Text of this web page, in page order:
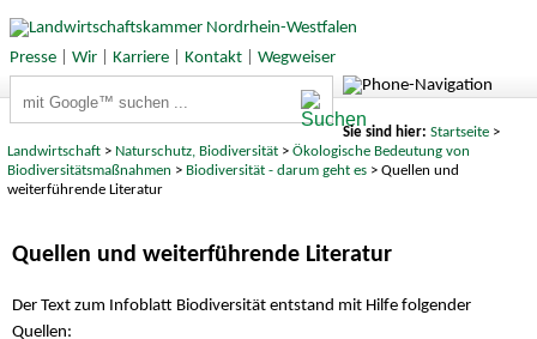
Presse| Wir| Karriere| Kontakt| Wegweiser
Sie sind hier: Startseite>
Landwirtschaft > Naturschutz, Biodiversität >Ökologische Bedeutung von
Biodiversitätsmaßnahmen > Biodiversität - darum geht es > Quellen und
weiterführende Literatur
Quellen und weiterführende Literatur
Der Text zum Infoblatt Biodiversität entstand mit Hilfe folgender
Quellen: